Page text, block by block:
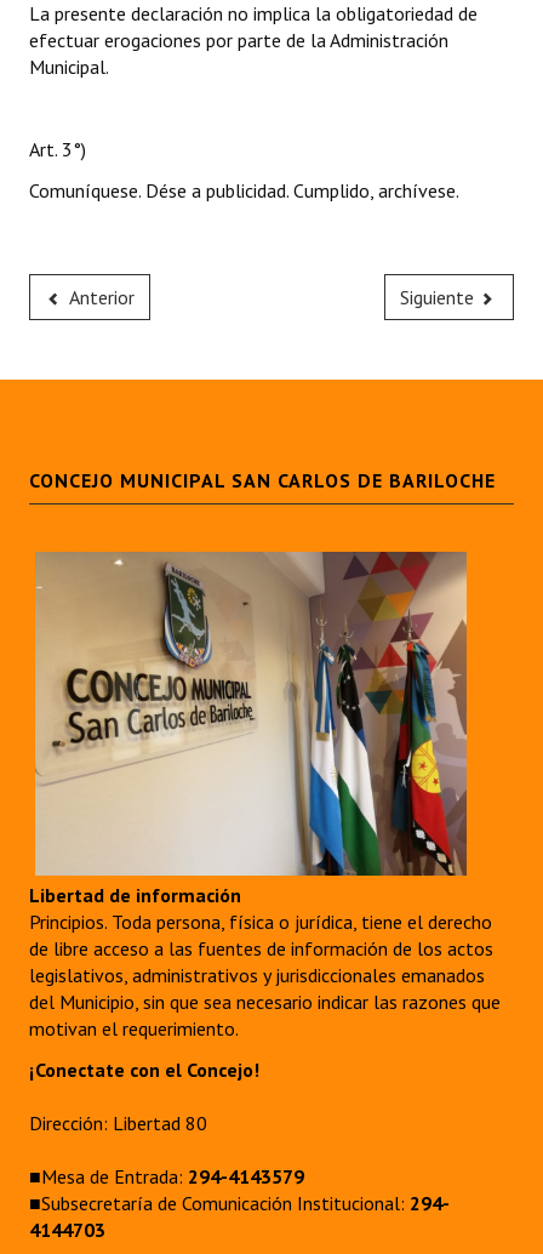
La presente declaración no implica la obligatoriedad de
efectuar erogaciones por parte de la Administración
Municipal.
Art. 3°)
Comuníquese. Dése a publicidad. Cumplido, archívese.
Anterior Siguiente
CONCEJO MUNICIPAL SAN CARLOS DE BARILOCHE
Libertad de información
Principios. Toda persona, física o jurídica, tiene el derecho
de libre acceso a las fuentes de información de los actos
legislativos, administrativos y jurisdiccionales emanados
del Municipio, sin que sea necesario indicar las razones que
motivan el requerimiento.
¡Conectate con el Concejo!
Dirección: Libertad 80
■Mesa de Entrada: 294-4143579
■Subsecretaría de Comunicación Institucional: 294-
4144703